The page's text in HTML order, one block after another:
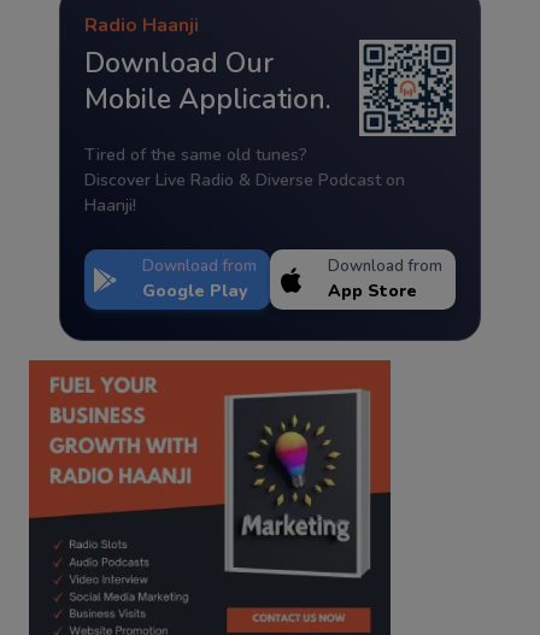
Radio Haanji
Download Our
Mobile Application.
Tired of the same old tunes?
Discover Live Radio & Diverse Podcast on
Haanji!
Download from
Google Play
Download from
App Store